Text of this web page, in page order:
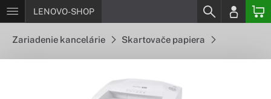
LENOVO-SHOP
Zariadenie kancelárie Skartovače papiera